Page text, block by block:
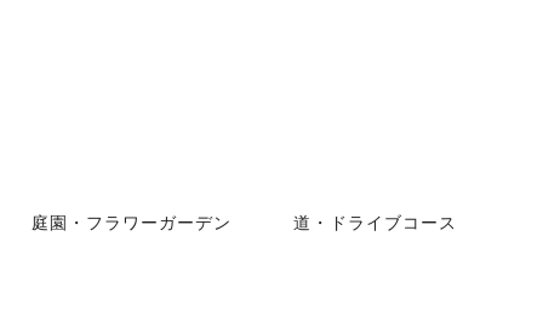
庭園・フラワーガーデン 道・ドライブコース